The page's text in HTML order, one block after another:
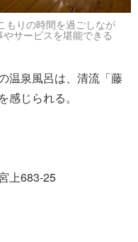
もりの時間を過ごしなが
サービスを堪能できる
温泉風呂は、清流「藤
じられる。
上683-25